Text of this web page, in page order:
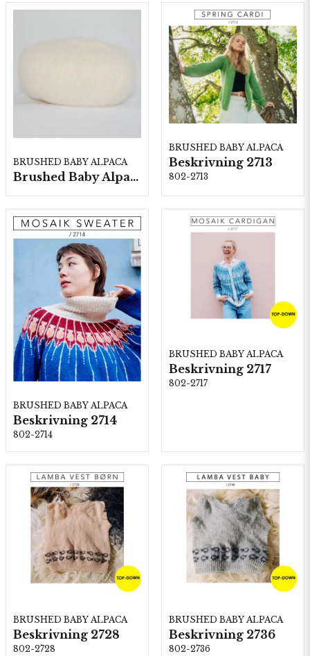
BRUSHED BABY ALPACA
Brushed Baby Alpaca 10 nystan a25g./fp.
BRUSHED BABY ALPACA
Beskrivning 2713
802-2713
BRUSHED BABY ALPACA
Beskrivning 2714
802-2714
BRUSHED BABY ALPACA
Beskrivning 2717
802-2717
BRUSHED BABY ALPACA
Beskrivning 2728
802-2728
BRUSHED BABY ALPACA
Beskrivning 2736
802-2736